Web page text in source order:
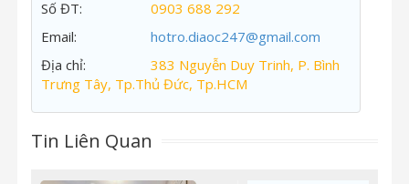
Số ĐT:
0903 688 292
Email:
hotro.diaoc247@gmail.com
Địa chỉ:
383 Nguyễn Duy Trinh, P. Bình
Trưng Tây, Tp.Thủ Đức, Tp.HCM
Tin Liên Quan